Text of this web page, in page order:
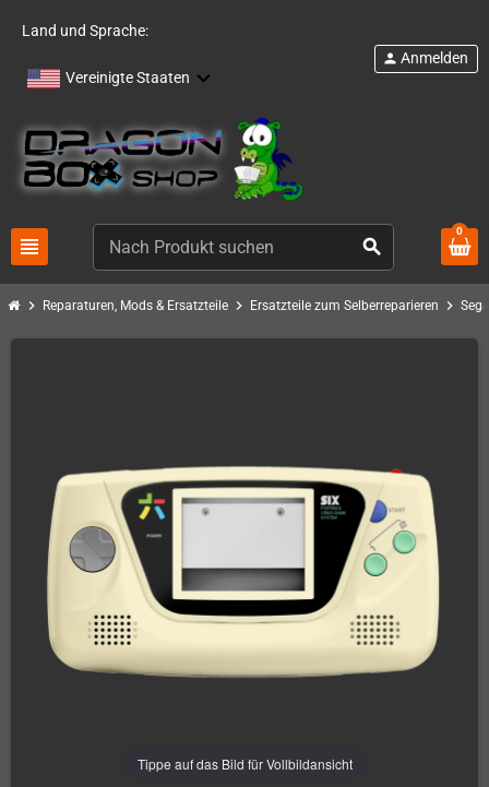
Land und Sprache:
Vereinigte Staaten
view_headline search
person Anmelden
0
chevron_right Reparaturen, Mods & Ersatzteile chevron_right Ersatzteile zum Selberreparieren chevron_right
Tippe auf das Bild für Vollbildansicht